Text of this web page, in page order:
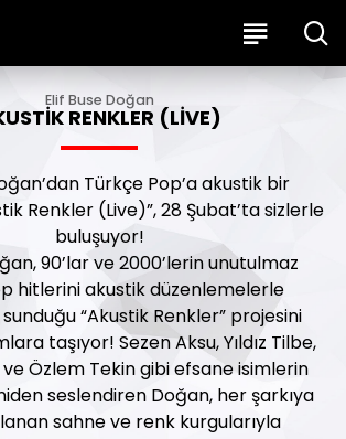
Elif Buse Doğan
RENKLER (LIVE)
Türkçe Pop’a akustik bir
Renkler (Live)”, 28 Şubat’ta sizlerle
buluşuyor!
90’lar ve 2000’lerin unutulmaz
hitlerini akustik düzenlemelerle
“Akustik Renkler” projesini
taşıyor! Sezen Aksu, Yıldız Tilbe,
ve Özlem Tekin gibi efsane isimlerin
seslendiren Doğan, her şarkıya
sahne ve renk kurgularıyla